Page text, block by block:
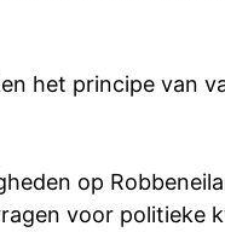
het principe van
op
voor politieke